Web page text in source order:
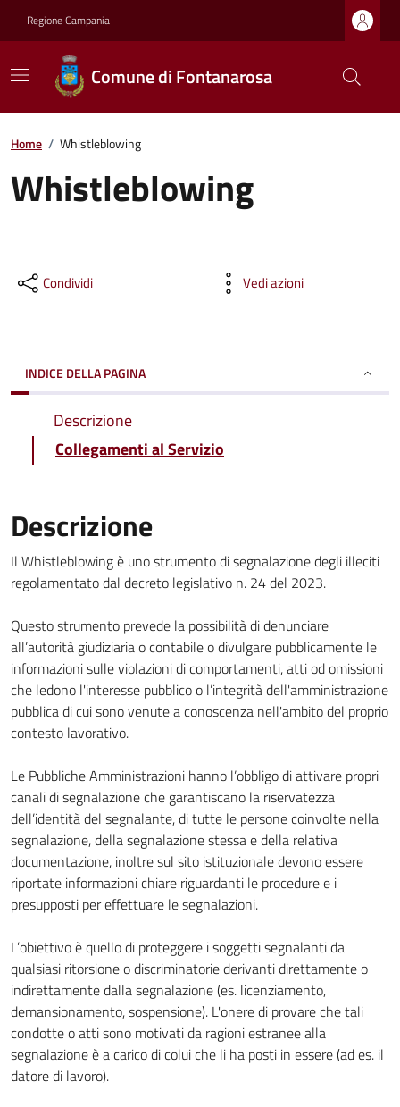
Regione Campania
Comune di Fontanarosa
Home / Whistleblowing
Whistleblowing
Condividi Vedi azioni
INDICE DELLA PAGINA
Descrizione
Collegamenti al Servizio
Descrizione
Il Whistleblowing è uno strumento di segnalazione degli illeciti
regolamentato dal decreto legislativo n. 24 del 2023.
Questo strumento prevede la possibilità di denunciare
all’autorità giudiziaria o contabile o divulgare pubblicamente le
informazioni sulle violazioni di comportamenti, atti od omissioni
che ledono l'interesse pubblico o l’integrità dell'amministrazione
pubblica di cui sono venute a conoscenza nell'ambito del proprio
contesto lavorativo.
Le Pubbliche Amministrazioni hanno l’obbligo di attivare propri
canali di segnalazione che garantiscano la riservatezza
dell’identità del segnalante, di tutte le persone coinvolte nella
segnalazione, della segnalazione stessa e della relativa
documentazione, inoltre sul sito istituzionale devono essere
riportate informazioni chiare riguardanti le procedure e i
presupposti per effettuare le segnalazioni.
L’obiettivo è quello di proteggere i soggetti segnalanti da
qualsiasi ritorsione o discriminatorie derivanti direttamente o
indirettamente dalla segnalazione (es. licenziamento,
demansionamento, sospensione). L'onere di provare che tali
condotte o atti sono motivati da ragioni estranee alla
segnalazione è a carico di colui che li ha posti in essere (ad es. il
datore di lavoro).